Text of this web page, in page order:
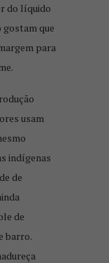
do líquido
gostam que
para
usam
indígenas
de
de
barro.